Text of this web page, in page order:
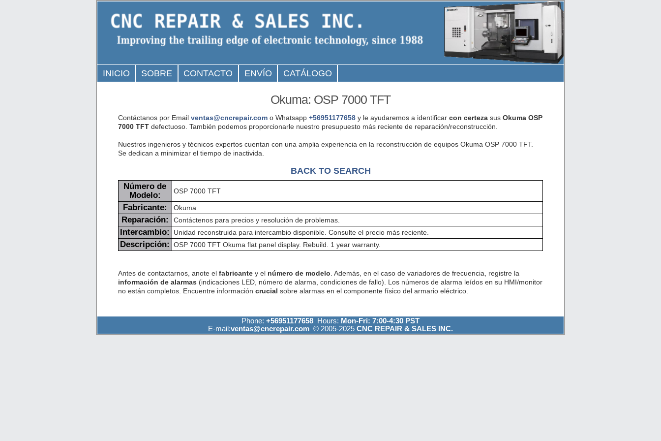
INICIO SOBRE CONTACTO ENVÍO CATÁLOGO
Okuma: OSP 7000 TFT
Contáctanos por Email ventas@cncrepair.como Whatsapp +56951177658y le ayudaremos a identificar con certezasus Okuma OSP
7000 TFTdefectuoso. También podemos proporcionarle nuestro presupuesto más reciente de reparación/reconstrucción.
Nuestros ingenieros y técnicos expertos cuentan con una amplia experiencia en la reconstrucción de equipos Okuma OSP 7000 TFT.
Se dedican a minimizar el tiempo de inactivida.
BACK TO SEARCH
Número de
Modelo:
OSP 7000 TFT
Fabricante: Okuma
Reparación: Contáctenos para precios y resolución de problemas.
Intercambio: Unidad reconstruida para intercambio disponible. Consulte el precio más reciente.
Descripción: OSP 7000 TFT Okuma flat panel display. Rebuild. 1 year warranty.
Antes de contactarnos, anote el fabricantey el número de modelo . Además, en el caso de variadores de frecuencia, registre la
información de alarmas (indicaciones LED, número de alarma, condiciones de fallo). Los números de alarma leídos en su HMI/monitor
no están completos. Encuentre información crucial sobre alarmas en el componente físico del armario eléctrico.
Phone: +56951177658 Hours: Mon-Fri: 7:00-4:30 PST
E-mail:ventas@cncrepair.com © 2005-2025 CNC REPAIR & SALES INC.